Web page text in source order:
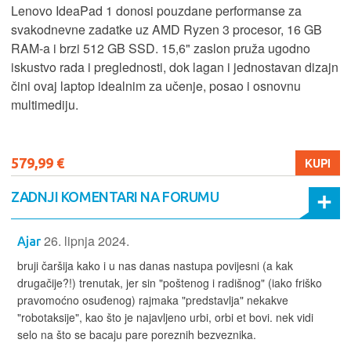
Lenovo IdeaPad 1 donosi pouzdane performanse za
svakodnevne zadatke uz AMD Ryzen 3 procesor, 16 GB
RAM-a i brzi 512 GB SSD. 15,6" zaslon pruža ugodno
iskustvo rada i preglednosti, dok lagan i jednostavan dizajn
čini ovaj laptop idealnim za učenje, posao i osnovnu
multimediju.
579,99 € KUPI
ZADNJI KOMENTARI NA FORUMU
Ajar 26. lipnja 2024.
bruji čaršija kako i u nas danas nastupa povijesni (a kak
drugačije?!) trenutak, jer sin "poštenog i radišnog" (iako friško
pravomoćno osuđenog) rajmaka "predstavlja" nekakve
"robotaksije", kao što je najavljeno urbi, orbi et bovi. nek vidi
selo na što se bacaju pare poreznih bezveznika.